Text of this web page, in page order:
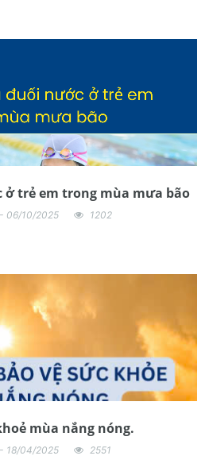
ở trẻ em trong mùa mưa bão
06/10/2025 1202
mùa nắng nóng.
18/04/2025 2551